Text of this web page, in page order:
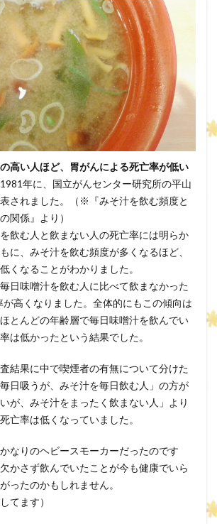
高い人ほど、胃がんによる死亡率が低い
年に、国立がんセンター研究所の平山
されました。（※『みそ汁を飲む頻度と
関係』より）
飲む人と飲まない人の死亡率には明らか
に、みそ汁を飲む頻度が多くなるほど、
くなることがわかりました。
日味噌汁を飲む人に比べて飲まなかった
が高くなりました。全体的にもこの傾向は
とんどの年齢層で毎日味噌汁を飲んでい
は低かったという結果でした。
結果に中で喫煙者の有無について分けた
日吸うが、みそ汁を毎日飲む人」の方が
が、みそ汁をまったく飲まない人」より
亡率は低くなっていました。
なりのヘビースモーカーだったのです
かさず飲んでいたことが今も健康でいら
ったのかもしれません。
てます）